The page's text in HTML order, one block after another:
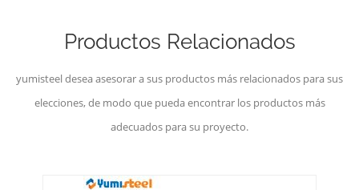
Productos Relacionados
yumisteel desea asesorar a sus productos más relacionados para sus
elecciones, de modo que pueda encontrar los productos más
adecuados para su proyecto.